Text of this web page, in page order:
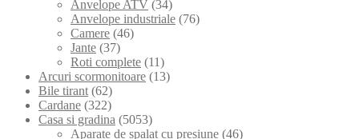
Anvelope ATV (34)
Anvelope industriale (76)
Camere (46)
Jante (37)
Roti complete (11)
Arcuri scormonitoare (13)
Bile tirant (62)
Cardane (322)
Casa si gradina (5053)
Aparate de spalat cu presiune (46)